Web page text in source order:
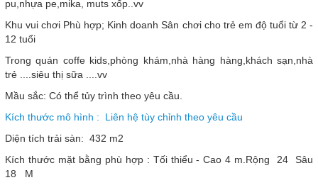
pu,nhựa pe,mika, muts xốp..vv
Khu vui chơi Phù hợp; Kinh doanh Sân chơi cho trẻ em độ tuổi từ 2 -
12 tuổi
Trong quán coffe kids,phòng khám,nhà hàng hàng,khách sạn,nhà
trẻ ....siêu thị sữa ....vv
Mầu sắc: Có thể tủy trình theo yêu cầu.
Kích thước mô hình : Liên hệ tùy chỉnh theo yêu cầu
Diện tích trải sàn: 432 m2
Kích thước mặt bằng phù hợp : Tối thiểu - Cao 4 m.Rộng 24 Sâu
18 M